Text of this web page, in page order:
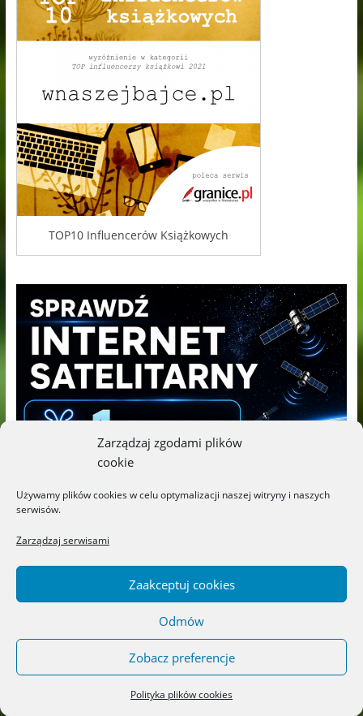
Zarządzaj zgodami plików
cookie
Używamy plików cookies w celu optymalizacji naszej witryny i naszych
serwisów.
Zarządzaj serwisami
Zaakceptuj cookies
Odmów
Zobacz preferencje
Polityka plików cookies
TOP10 Influencerów Książkowych
Kategorie